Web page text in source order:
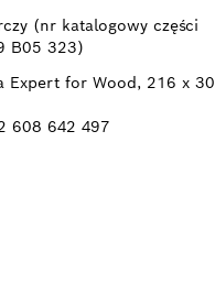
(nr katalogowy części
B05 323)
Expert for Wood, 216 x
608 642 497